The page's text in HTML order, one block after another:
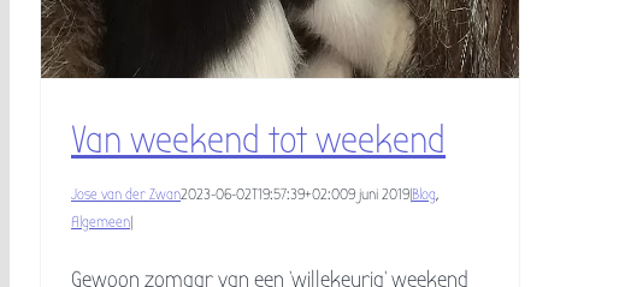
Van weekend tot weekend
Jose van der Zwan2023-06-02T19:57:39+02:009 juni 2019|Blog,
Algemeen|
Gewoon zomaar van een 'willekeurig' weekend